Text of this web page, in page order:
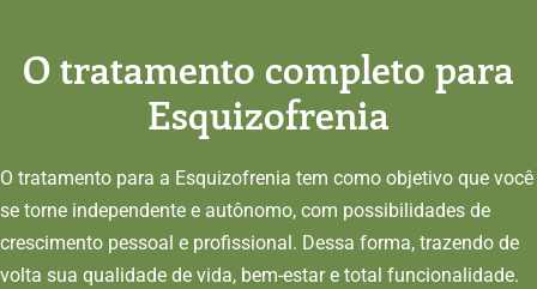
Otratamento completo para
Esquizofrenia
O tratamento para a Esquizofrenia tem como objetivo que você
se torne independente e autônomo, com possibilidades de
crescimento pessoal e profissional. Dessa forma, trazendo de
volta sua qualidade de vida, bem-estar e total funcionalidade.